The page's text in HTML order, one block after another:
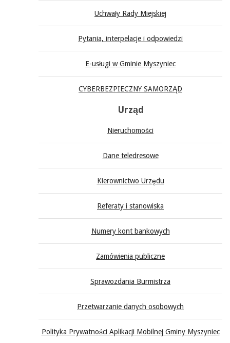
Uchwały Rady Miejskiej
Pytania, interpelacje i odpowiedzi
E-usługi w Gminie Myszyniec
CYBERBEZPIECZNY SAMORZĄD
Urząd
Nieruchomości
Dane teledresowe
Kierownictwo Urzędu
Referaty i stanowiska
Numery kont bankowych
Zamówienia publiczne
Sprawozdania Burmistrza
Przetwarzanie danych osobowych
Polityka Prywatności Aplikacji Mobilnej Gminy Myszyniec